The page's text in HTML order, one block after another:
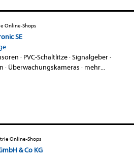
Online-Shops
SE
· PVC-Schaltlitze·Signalgeber·
· Überwachungskameras · mehr...
Online-Shops
& Co KG